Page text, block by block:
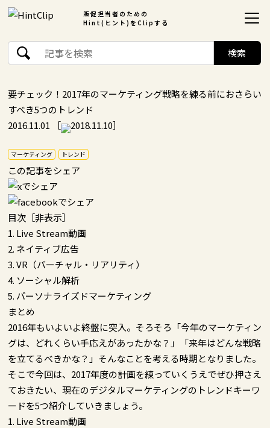
販促担当者のための
Hint(ヒント)をClipする
要チェック！2017年のマーケティング戦略を練る前におさらい
すべき5つのトレンド
2016.11.01
［ 2018.11.10］
マーケティング トレンド
この記事をシェア
目次 ［非表示］
1. Live Stream動画
2. ネイティブ広告
3. VR（バーチャル・リアリティ）
4. ソーシャル解析
5. パーソナライズドマーケティング
まとめ
2016年もいよいよ終盤に突入。そろそろ「今年のマーケティン
グは、どれくらい手応えがあったかな？」「来年はどんな戦略
を立てるべきかな？」そんなことを考える時期となりました。
そこで今回は、2017年度の計画を練っていくうえでぜひ押さえ
ておきたい、現在のデジタルマーケティングのトレンドキーワ
ードを5つ紹介していきましょう。
1. Live Stream動画